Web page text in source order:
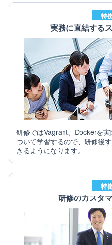
特
実務に直結する
研修ではVagrant、Dockerを
ついて学習するので、研修後
きるようになります。
特
研修のカスタ